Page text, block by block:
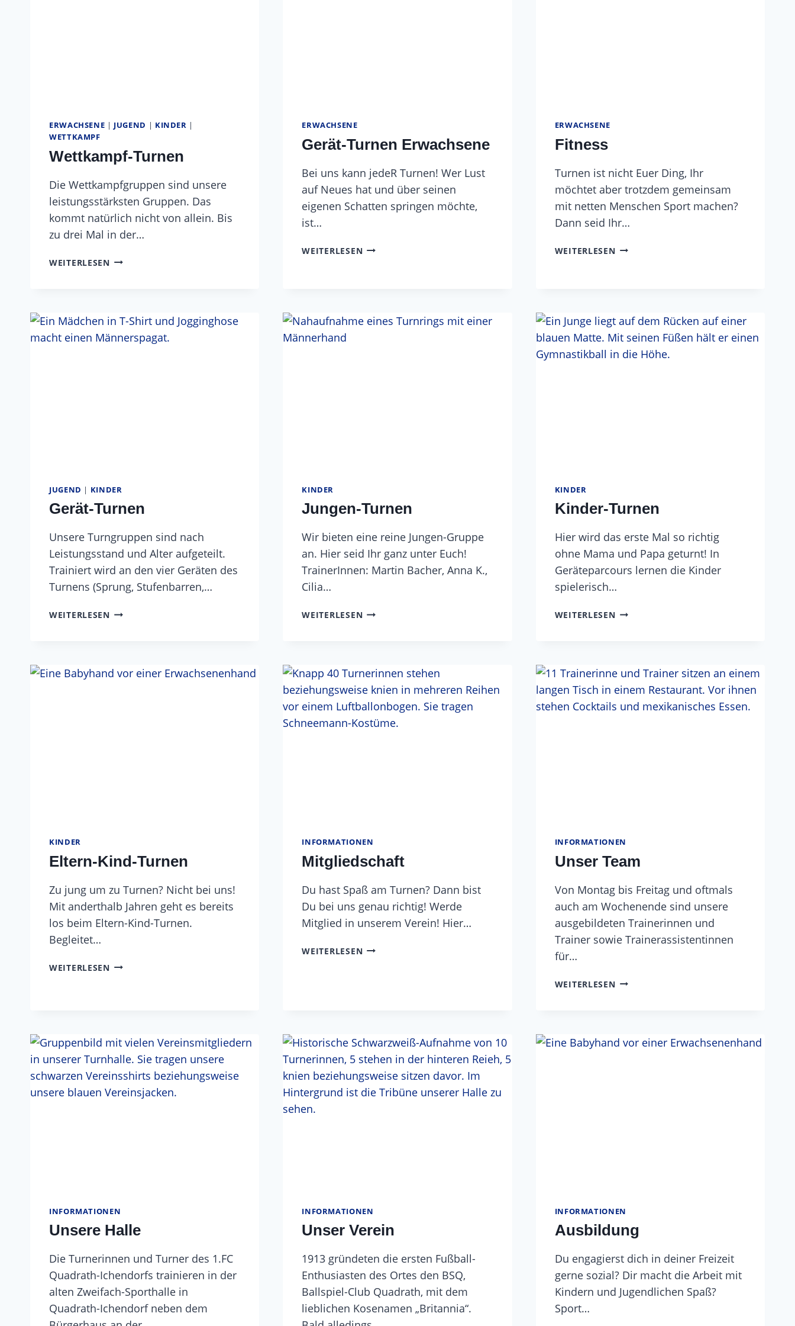
ERWACHSENE | JUGEND | KINDER |
WETTKAMPF
Wettkampf-Turnen
Die Wettkampfgruppen sind unsere
leistungsstärksten Gruppen. Das
kommt natürlich nicht von allein. Bis
zu drei Mal in der…
WEITERLESENWETTKAMPF-
ERWACHSENE
Gerät-Turnen Erwachsene
Bei uns kann jedeR Turnen! Wer Lust
auf Neues hat und über seinen
eigenen Schatten springen möchte,
ist…
WEITERLESENGERÄT-
ERWACHSENE
Fitness
Turnen ist nicht Euer Ding, Ihr
möchtet aber trotzdem gemeinsam
mit netten Menschen Sport machen?
Dann seid Ihr…
WEITERLESENFITNESS
JUGEND | KINDER
Gerät-Turnen
Unsere Turngruppen sind nach
Leistungsstand und Alter aufgeteilt.
Trainiert wird an den vier Geräten des
Turnens (Sprung, Stufenbarren,…
WEITERLESENGERÄT-
KINDER
Jungen-Turnen
Wir bieten eine reine Jungen-Gruppe
an. Hier seid Ihr ganz unter Euch!
TrainerInnen: Martin Bacher, Anna K.,
Cilia…
WEITERLESENJUNGEN-
KINDER
Kinder-Turnen
Hier wird das erste Mal so richtig
ohne Mama und Papa geturnt! In
Geräteparcours lernen die Kinder
spielerisch…
WEITERLESENKINDER-
KINDER
Eltern-Kind-Turnen
Zu jung um zu Turnen? Nicht bei uns!
Mit anderthalb Jahren geht es bereits
los beim Eltern-Kind-Turnen.
Begleitet…
WEITERLESENELTERN-
INFORMATIONEN
Mitgliedschaft
Du hast Spaß am Turnen? Dann bist
Du bei uns genau richtig! Werde
Mitglied in unserem Verein! Hier…
WEITERLESENMITGLIEDSCHAFT
INFORMATIONEN
Unser Team
Von Montag bis Freitag und oftmals
auch am Wochenende sind unsere
ausgebildeten Trainerinnen und
Trainer sowie Trainerassistentinnen
für…
WEITERLESENUNSER
INFORMATIONEN
Unsere Halle
Die Turnerinnen und Turner des 1.FC
Quadrath-Ichendorfs trainieren in der
alten Zweifach-Sporthalle in
Quadrath-Ichendorf neben dem
INFORMATIONEN
Unser Verein
1913 gründeten die ersten Fußball-
Enthusiasten des Ortes den BSQ,
Ballspiel-Club Quadrath, mit dem
lieblichen Kosenamen „Britannia“.
INFORMATIONEN
Ausbildung
Du engagierst dich in deiner Freizeit
gerne sozial? Dir macht die Arbeit mit
Kindern und Jugendlichen Spaß?
Sport…